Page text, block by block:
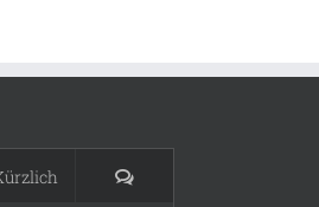
Kommentare